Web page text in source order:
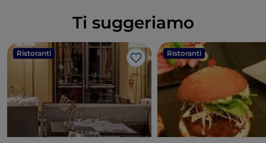
Ti suggeriamo
Ristoranti
Like
Ristoranti